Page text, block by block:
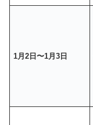
1月2日〜1月3日